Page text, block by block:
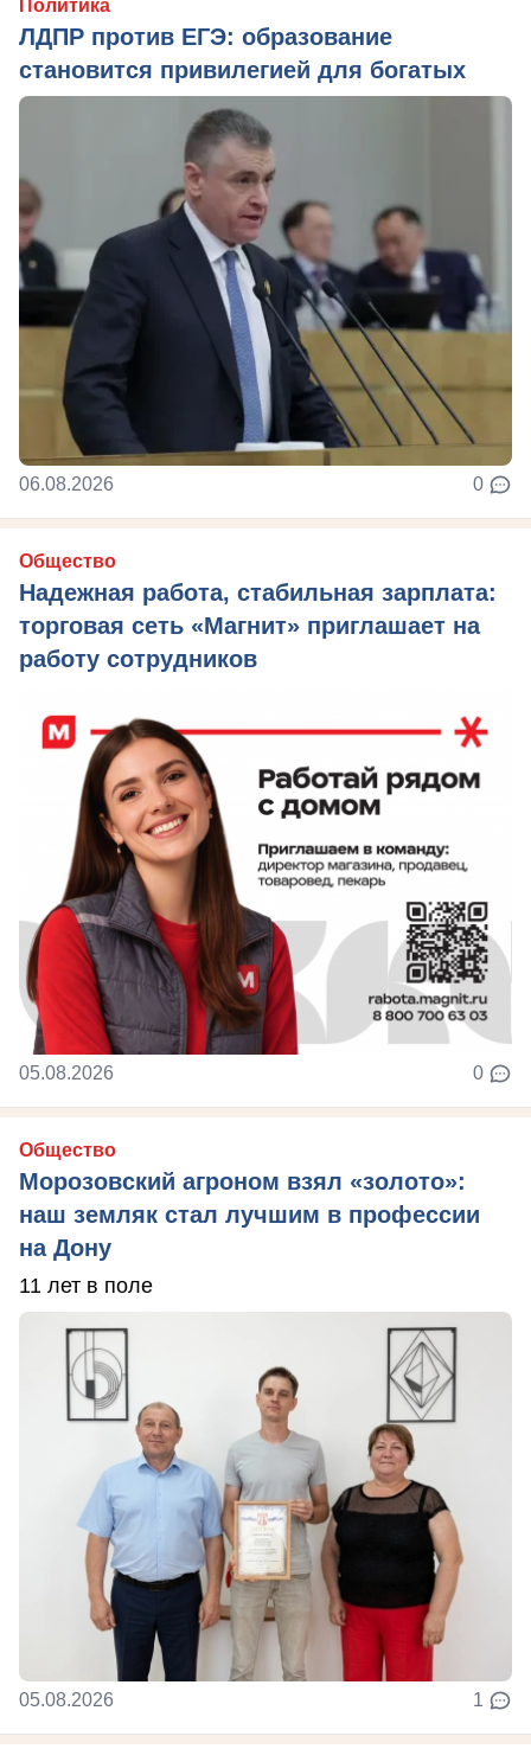
Политика
ЛДПР против ЕГЭ: образование
становится привилегией для богатых
06.08.2026 0
Общество
Надежная работа, стабильная зарплата:
торговая сеть «Магнит» приглашает на
работу сотрудников
05.08.2026 0
Общество
Морозовский агроном взял «золото»:
наш земляк стал лучшим в профессии
на Дону
11 лет в поле
05.08.2026 1